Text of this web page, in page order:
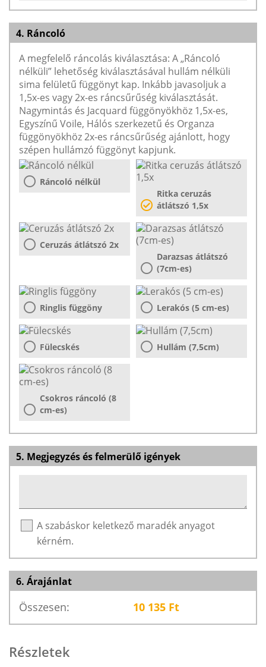
4. Ráncoló
A megfelelő ráncolás kiválasztása: A „Ráncoló
nélküli” lehetőség kiválasztásával hullám nélküli
sima felületű függönyt kap. Inkább javasoljuk a
1,5x-es vagy 2x-es ráncsűrűség kiválasztását.
Nagymintás és Jacquard függönyökhöz 1,5x-es,
Egyszínű Voile, Hálós szerkezetű és Organza
függönyökhöz 2x-es ráncsűrűség ajánlott, hogy
szépen hullámzó függönyt kapjunk.
Ráncoló nélkül
Ritka ceruzás
átlátszó 1,5x
Ceruzás átlátszó 2x
Darazsas átlátszó
(7cm-es)
Ringlis függöny Lerakós (5 cm-es)
Fülecskés Hullám (7,5cm)
Csokros ráncoló (8
cm-es)
5. Megjegyzés és felmerülő igények
A szabáskor keletkező maradék anyagot
kérném.
6. Árajánlat
Összesen: 10 135 Ft
Részletek